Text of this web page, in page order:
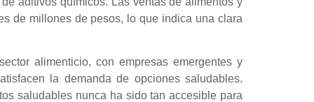
de millones de pesos, lo que indica una clara
alimenticio, con empresas emergentes y
la demanda de opciones saludables.
saludables nunca ha sido tan accesible para